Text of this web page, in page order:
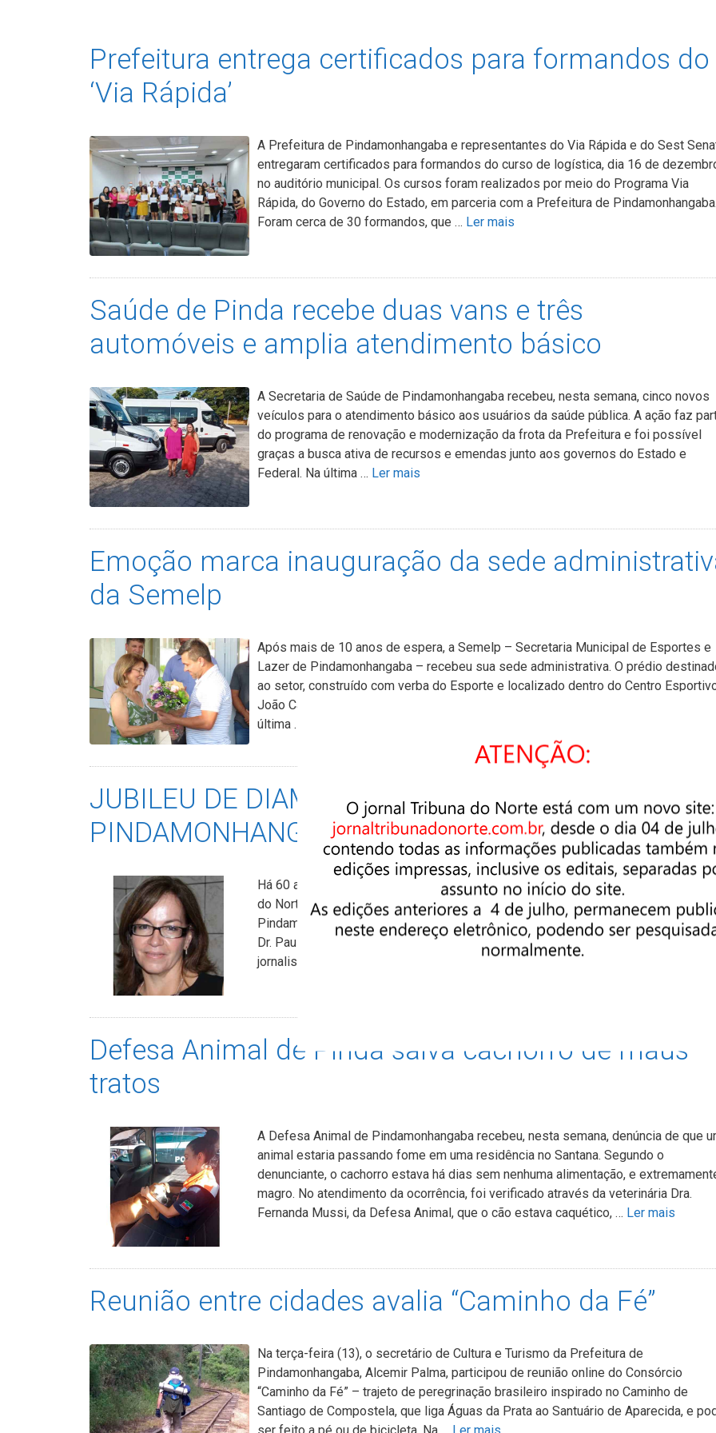
Prefeitura entrega certificados para formandos do
‘Via Rápida’
A Prefeitura de Pindamonhangaba e representantes do Via Rápida e do Sest
entregaram certificados para formandos do curso de logística, dia 16 de
no auditório municipal. Os cursos foram realizados por meio do Programa Via
Rápida, do Governo do Estado, em parceria com a Prefeitura de Pindamonhangaba.
Foram cerca de 30 formandos, que … Ler mais
Saúde de Pinda recebe duas vans e três
automóveis e amplia atendimento básico
A Secretaria de Saúde de Pindamonhangaba recebeu, nesta semana, cinco novos
veículos para o atendimento básico aos usuários da saúde pública. A ação faz
do programa de renovação e modernização da frota da Prefeitura e foi possível
graças a busca ativa de recursos e emendas junto aos governos do Estado e
Federal. Na última … Ler mais
Emoção marca inauguração da sede
da Semelp
Após mais de 10 anos de espera, a Semelp – Secretaria Municipal de Esportes e
Lazer de Pindamonhangaba – recebeu sua sede administrativa. O prédio
ao setor, construído com verba do Esporte e localizado dentro do Centro
João Carlos de Oliveira “João do Pulo”, foi devolvido para a Semelp e inaugurado
última …
JUBILEU DE DIAMANTE DA ACADEMIA
PINDAMONHANGABENSE DE LETRAS
Há 60 anos, foi instituída a Academia Pindamonhangabense de Letras na Princesa
do Norte – lei nº 644, de 18 de dezembro de 1962! Nas ondas da Rádio Difusora
Pindamonhangaba, a voz de seus idealizadores, Hilda César Marcondes da Silva
Dr. Paulo Emílio D’Alessandro, anunciava para todos que “agora poetas, escritores e
jornalistas …
Defesa Animal de Pinda salva cachorro de maus
tratos
A Defesa Animal de Pindamonhangaba recebeu, nesta semana, denúncia de que
animal estaria passando fome em uma residência no Santana. Segundo o
denunciante, o cachorro estava há dias sem nenhuma alimentação, e
magro. No atendimento da ocorrência, foi verificado através da veterinária Dra.
Fernanda Mussi, da Defesa Animal, que o cão estava caquético, … Ler mais
Reunião entre cidades avalia “Caminho da Fé”
Na terça-feira (13), o secretário de Cultura e Turismo da Prefeitura de
Pindamonhangaba, Alcemir Palma, participou de reunião online do Consórcio
“Caminho da Fé” – trajeto de peregrinação brasileiro inspirado no Caminho de
Santiago de Compostela, que liga Águas da Prata ao Santuário de Aparecida, e